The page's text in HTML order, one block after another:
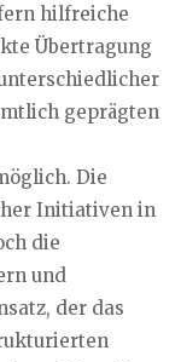
hilfreiche
Übertragung
geprägten
Die
Initiativen in
die
und
der das